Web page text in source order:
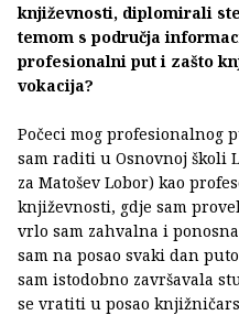
književnosti, diplomirali
temom s područja
profesionalni put i zašto
vokacija?
Počeci mog profesionalnog
sam raditi u Osnovnoj školi
za Matošev Lobor) kao
književnosti, gdje sam
vrlo sam zahvalna i
sam na posao svaki dan
sam istodobno završavala
se vratiti u posao